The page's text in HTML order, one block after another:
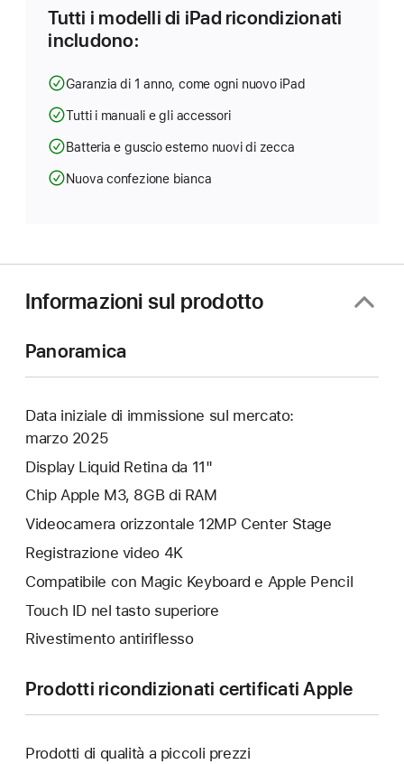
nuova
finestra)
Tutti i modelli di iPad ricondizionati
includono:
Garanzia di 1 anno, come ogni nuovo iPad
Tutti i manuali e gli accessori
Batteria e guscio esterno nuovi di zecca
Nuova confezione bianca
Informazioni sul prodotto
Panoramica
Data iniziale di immissione sul mercato:
marzo 2025
Display Liquid Retina da 11"
Chip Apple M3, 8GB di RAM
Videocamera orizzontale 12MP Center Stage
Registrazione video 4K
Compatibile con Magic Keyboard e Apple Pencil
Touch ID nel tasto superiore
Rivestimento antiriflesso
Prodotti ricondizionati certificati Apple
Prodotti di qualità a piccoli prezzi